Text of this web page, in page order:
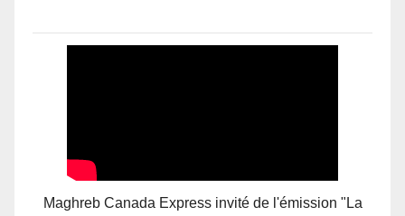
Maghreb Canada Express invité de l'émission "La